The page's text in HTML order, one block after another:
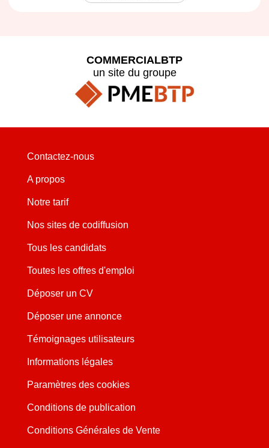
COMMERCIALBTP
un site du groupe
Contactez-nous
A propos
Notre tarif
Nos sites de codiffusion
Tous les candidats
Toutes les offres d'emploi
Déposer un CV
Déposer une annonce
Témoignages utilisateurs
Informations légales
Paramètres des cookies
Conditions de publication
Conditions Générales de Vente